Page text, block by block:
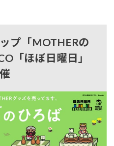
プ「MOTHERの
「ほぼ日曜日」